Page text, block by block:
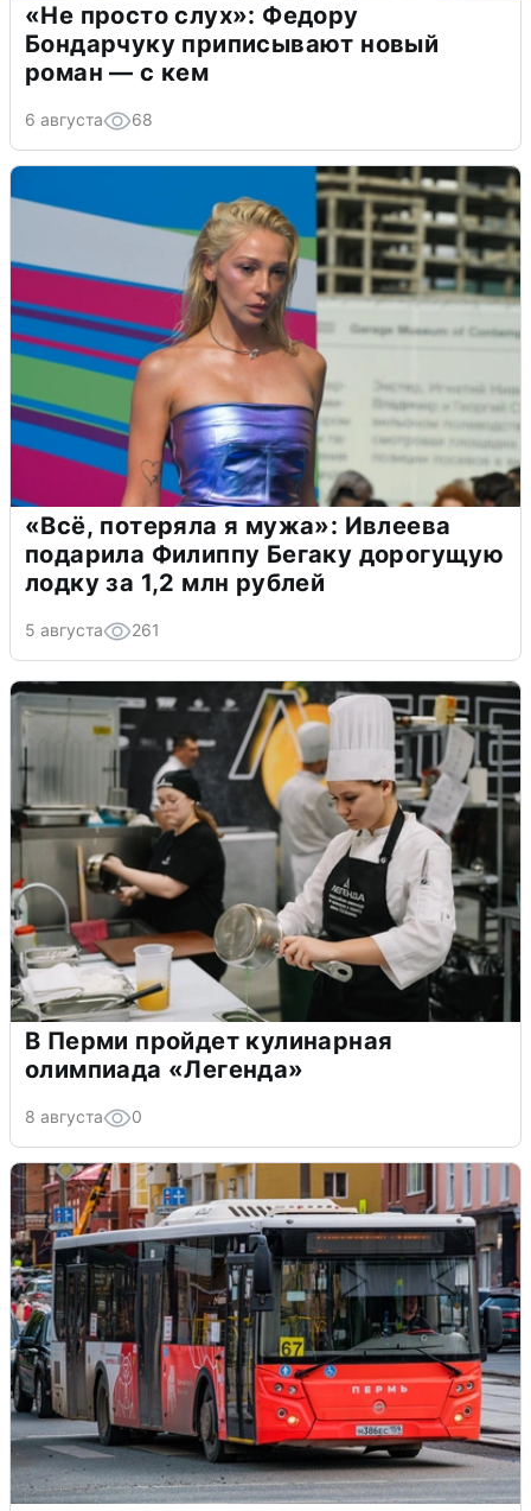
«Не просто слух»: Федору
Бондарчуку приписывают новый
роман — с кем
6 августа 68
«Всё, потеряла я мужа»: Ивлеева
подарила Филиппу Бегаку дорогущую
лодку за 1,2 млн рублей
5 августа 261
В Перми пройдет кулинарная
олимпиада «Легенда»
8 августа 0